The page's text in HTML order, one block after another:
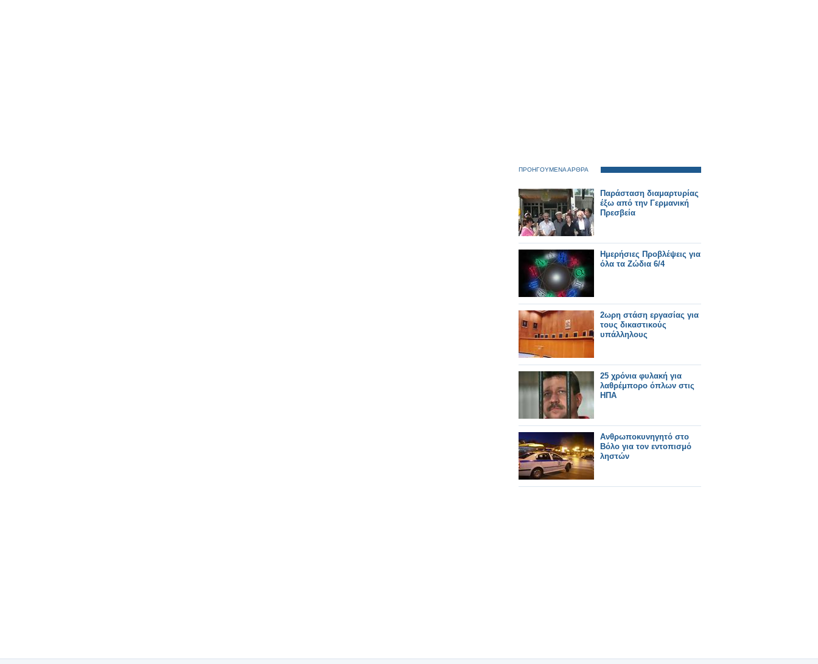
ΠΡΟΗΓΟΥΜΕΝΑ ΑΡΘΡΑ
Παράσταση διαμαρτυρίας
έξω από την Γερμανική
Πρεσβεία
Ημερήσιες Προβλέψεις για
όλα τα Ζώδια 6/4
2ωρη στάση εργασίας για
τους δικαστικούς
υπάλληλους
25 χρόνια φυλακή για
λαθρέμπορο όπλων στις
ΗΠΑ
Ανθρωποκυνηγητό στο
Βόλο για τον εντοπισμό
ληστών